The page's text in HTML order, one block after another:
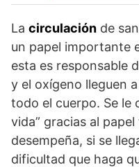
La circulación de
un papel importante
esta es responsable
y el oxígeno lleguen
todo el cuerpo. Se le
vida” gracias al
desempeña, si se
dificultad que haga